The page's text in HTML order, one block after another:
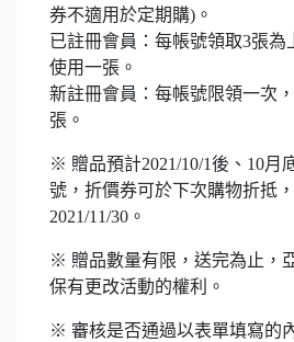
券不適用於定期購)。
已註冊會員：每帳號領取3張為
使用一張。
新註冊會員：每帳號限領一次
張。
※ 贈品預計2021/10/1後、10月
號，折價券可於下次購物折抵
2021/11/30。
※ 贈品數量有限，送完為止，
保有更改活動的權利。
※ 審核是否通過以表單填寫的